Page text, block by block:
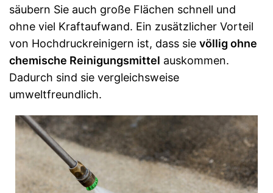
säubern Sie auch große Flächen schnell und
ohne viel Kraftaufwand. Ein zusätzlicher Vorteil
von Hochdruckreinigern ist, dass sie völlig ohne
chemische Reinigungsmittel auskommen.
Dadurch sind sie vergleichsweise
umweltfreundlich.